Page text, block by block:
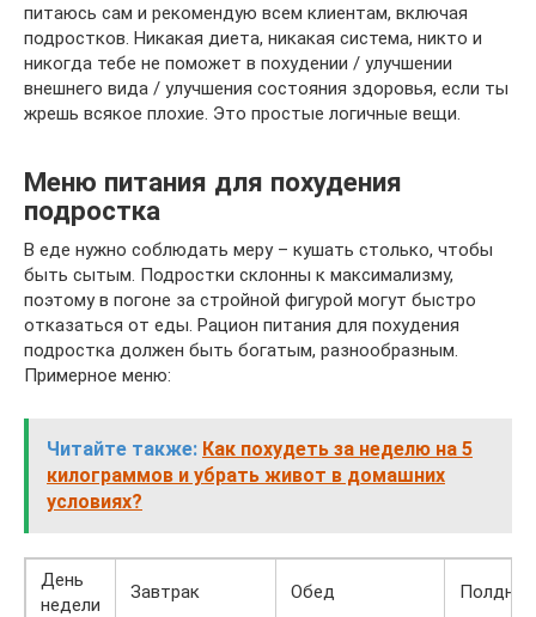
питаюсь сам и рекомендую всем клиентам, включая
подростков. Никакая диета, никакая система, никто и
никогда тебе не поможет в похудении / улучшении
внешнего вида / улучшения состояния здоровья, если ты
жрешь всякое плохие. Это простые логичные вещи.
Меню питания для похудения
подростка
В еде нужно соблюдать меру – кушать столько, чтобы
быть сытым. Подростки склонны к максимализму,
поэтому в погоне за стройной фигурой могут быстро
отказаться от еды. Рацион питания для похудения
подростка должен быть богатым, разнообразным.
Примерное меню:
Читайте также: Как похудеть за неделю на 5
килограммов и убрать живот в домашних
условиях?
День
недели
Завтрак Обед Полдник